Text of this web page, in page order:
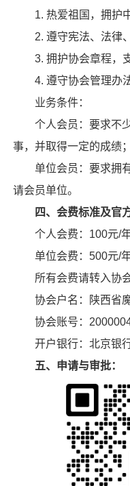
1. 热爱祖国，拥护
2. 遵守宪法、法律
3. 拥护协会章程，
4. 遵守协会管理办
业务条件：
个人会员：要求不
事，并取得一定的成绩；
单位会员：要求拥
请会员单位。
四、会费标准及官
个人会费：100元/年
单位会费：500元/年
所有会费请转入协
协会户名：陕西省
协会账号：
开户银行：北京银
五、申请与审批：